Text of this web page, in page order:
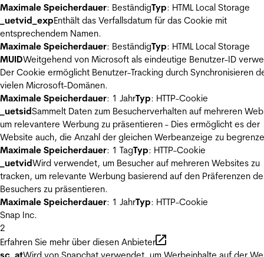
Maximale Speicherdauer: BeständigTyp: HTML Local Storage
_uetvid_expEnthält das Verfallsdatum für das Cookie mit
entsprechendem Namen.
Maximale Speicherdauer: BeständigTyp: HTML Local Storage
MUIDWeitgehend von Microsoft als eindeutige Benutzer-ID
Der Cookie ermöglicht Benutzer-Tracking durch Synchronisieren
vielen Microsoft-Domänen.
Maximale Speicherdauer: 1 JahrTyp: HTTP-Cookie
_uetsidSammelt Daten zum Besucherverhalten auf mehreren
um relevantere Werbung zu präsentieren - Dies ermöglicht es der
Website auch, die Anzahl der gleichen Werbeanzeige zu
Maximale Speicherdauer: 1 TagTyp: HTTP-Cookie
_uetvidWird verwendet, um Besucher auf mehreren Websites zu
tracken, um relevante Werbung basierend auf den Präferenzen
Besuchers zu präsentieren.
Maximale Speicherdauer: 1 JahrTyp: HTTP-Cookie
Snap Inc.
2
Erfahren Sie mehr über diesen Anbieter